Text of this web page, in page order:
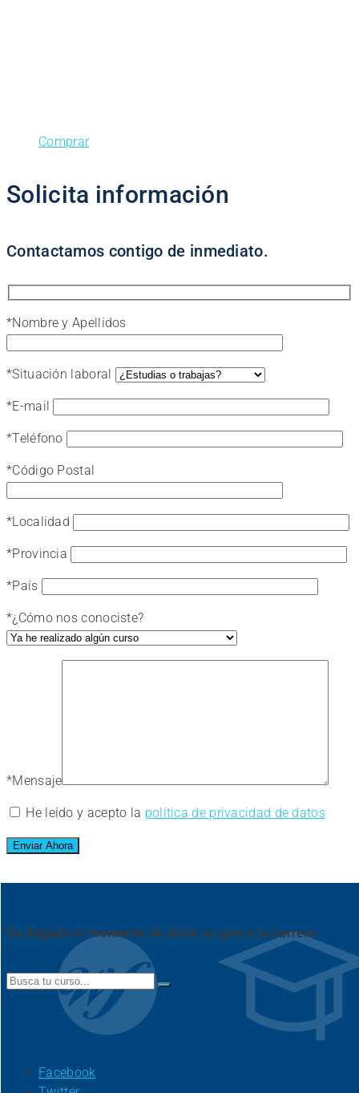
Comprar
Solicita información
Contactamos contigo de inmediato.
*Nombre y Apellidos
*Situación laboral
*E-mail
*Teléfono
*Código Postal
*Localidad
*Provincia
*País
*¿Cómo nos conociste?
*Mensaje
He leído y acepto la política de privacidad de datos
Ha llegado el momento de darle un giro a tu carrera.
Search
Facebook